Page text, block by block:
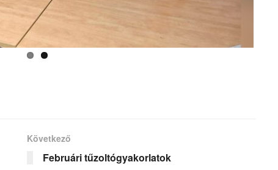
Következő
Februári tűzoltógyakorlatok